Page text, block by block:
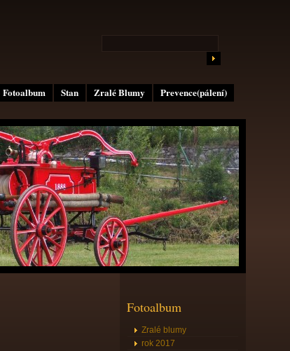
Fotoalbum Stan Zralé Blumy
Prevence(pálení)
Fotoalbum
Zralé blumy
rok 2017